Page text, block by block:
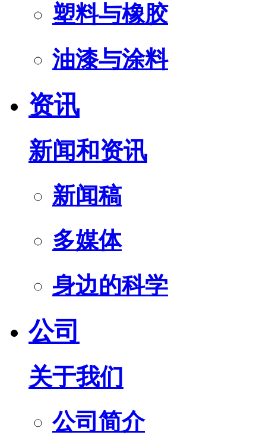
塑料与橡胶
油漆与涂料
资讯
新闻和资讯
新闻稿
多媒体
身边的科学
公司
关于我们
公司简介